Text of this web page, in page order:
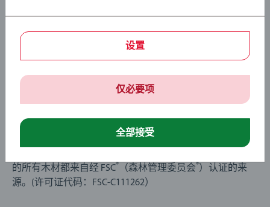
长在树上的玩具
木材是 BRIO 最有力的标志之一，我们的许多木制产品已成
的所有木材都来自经 FSC® （森林管理委员会®）认证的来
源。(许可证代码：FSC-C111262）
设置
仅必要项
全部接受